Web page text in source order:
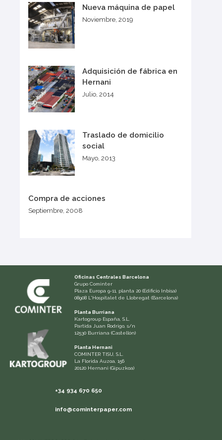
Nueva máquina de papel
Noviembre, 2019
Adquisición de fábrica en
Hernani
Julio, 2014
Traslado de domicilio
social
Mayo, 2013
Compra de acciones
Septiembre, 2008
Oficinas Centrales Barcelona
Grupo Cominter
Plaza Europa 9-11, planta 20 (Edificio Inbisa)
08908 L'Hospitalet de Llobregat (Barcelona)
Planta Burriana
Kartogroup España, S.L.
Partida Juan Rodrigo, s/n
12530 Burriana (Castellón)
Planta Hernani
COMINTER TISU, S.L.
La Florida Auzoa, 156
20120 Hernani (Gipuzkoa)
+34 934 670 650
info@cominterpaper.com